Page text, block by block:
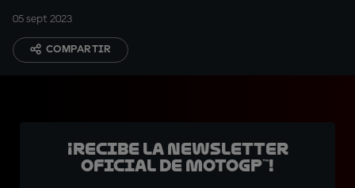
05 sept 2023
COMPARTIR
¡Recibe la Newsletter
oficial de MotoGP™!